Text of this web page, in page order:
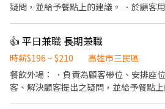
疑問，並給予餐點上的建議。 ．於顧客
量與重量。 ．負責擺盤、打包外帶服務。
👍 平日兼職 長期兼職
時薪$196 ~ $210
高雄市三民區
餐飲外場： ．負責為顧客帶位、安排座
客、解決顧客提出之疑問，並給予餐點